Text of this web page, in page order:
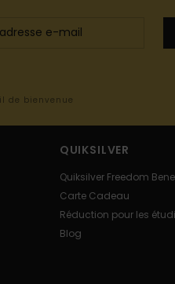
de bienvenue
QUIKSILVER
Quiksilver Freedom
Carte Cadeau
Réduction pour les
Blog